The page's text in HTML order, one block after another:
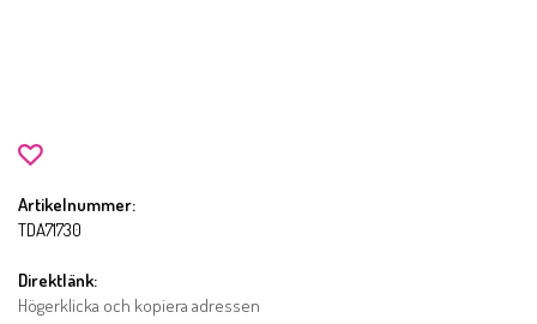
Artikelnummer:
TDA71730
Direktlänk:
Högerklicka och kopiera adressen